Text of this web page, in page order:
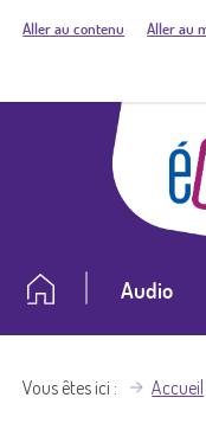
Aller au contenu Aller au
Audio
Vous êtes ici Accueil